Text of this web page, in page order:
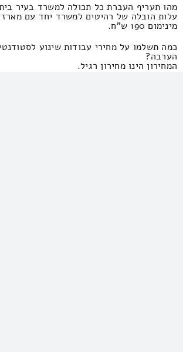
מהו תעריף העברת כל תכולה למשרד בעיר
עלות הובלה של רהיטים למשרד יחד עם
מינימום 190 ש"ח.
כמה תשלמו על מחירי עבודות שינוע
הערבה?
המחירון הינו מחירון רגיל.